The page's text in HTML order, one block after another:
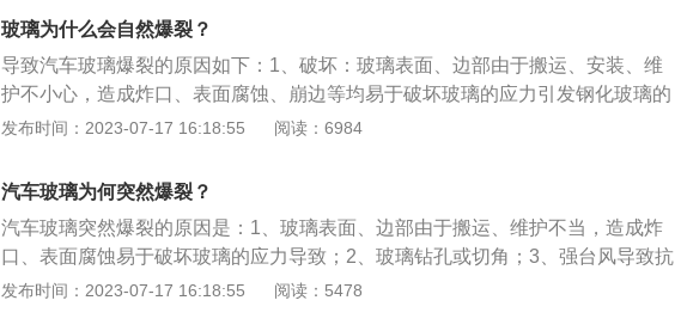
冷式发动机散热回路的一个重要组成部件，能够吸收缸体的热量，防止发动机过
热由于水的比热容较大，吸收缸体的热量后温度升高并不是很多，所以发动机的
热量通过冷却水这个液体回路。
玻璃为什么会自然爆裂？
导致汽车玻璃爆裂的原因如下：1、破坏：玻璃表面、边部由于搬运、安装、维
护不小心，造成炸口、表面腐蚀、崩边等均易于破坏玻璃的应力引发钢化玻璃的
自爆。2、在安装过程中：如果安装间隙较小或玻璃直接与框架接触，在阳光的
诱发玻璃爆裂。3、玻璃加工因素：钻孔或切角的玻璃容易爆裂。4、设计：强台
风等风灾导致抗风压设计失效，可造成玻璃的爆裂。
发布时间：2023-07-17 16:18:55 阅读：6984
汽车玻璃为何突然爆裂？
汽车玻璃突然爆裂的原因是：1、玻璃表面、边部由于搬运、维护不当，造成炸
口、表面腐蚀易于破坏玻璃的应力导致；2、玻璃钻孔或切角；3、强台风导致抗
风压设计失效；4、在安装过程中安装间隙较小或玻璃直接与框架接触使玻璃的
发布时间：2023-07-17 16:18:55 阅读：5478